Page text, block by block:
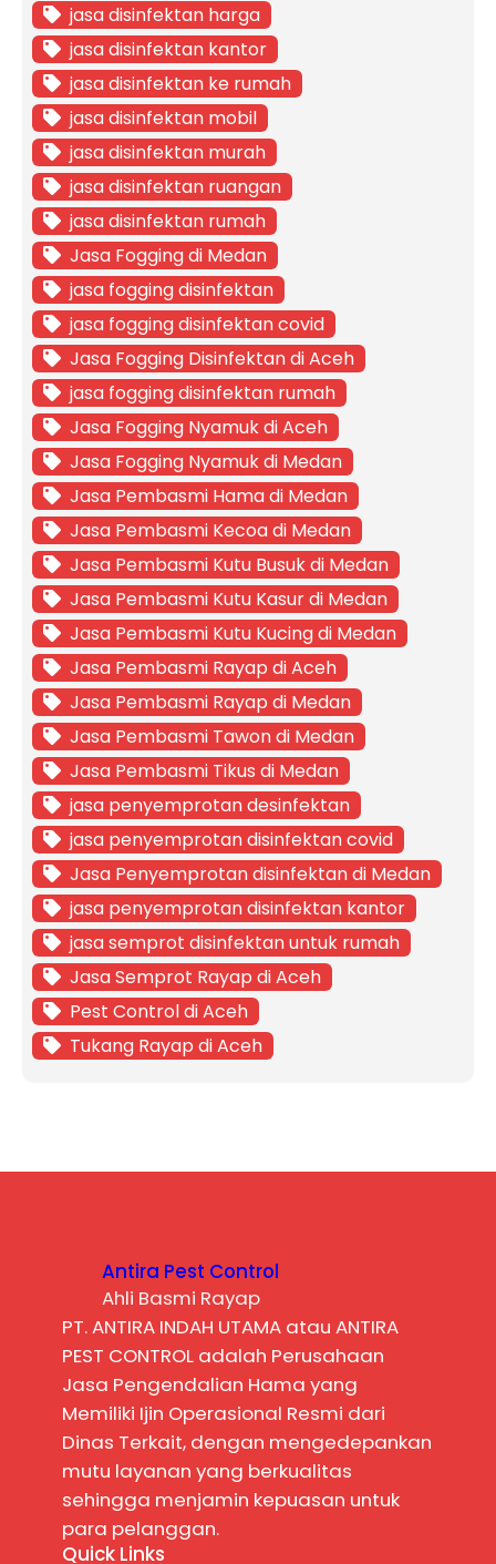
jasa disinfektan harga
jasa disinfektan kantor
jasa disinfektan ke rumah
jasa disinfektan mobil
jasa disinfektan murah
jasa disinfektan ruangan
jasa disinfektan rumah
Jasa Fogging di Medan
jasa fogging disinfektan
jasa fogging disinfektan covid
Jasa Fogging Disinfektan di Aceh
jasa fogging disinfektan rumah
Jasa Fogging Nyamuk di Aceh
Jasa Fogging Nyamuk di Medan
Jasa Pembasmi Hama di Medan
Jasa Pembasmi Kecoa di Medan
Jasa Pembasmi Kutu Busuk di Medan
Jasa Pembasmi Kutu Kasur di Medan
Jasa Pembasmi Kutu Kucing di Medan
Jasa Pembasmi Rayap di Aceh
Jasa Pembasmi Rayap di Medan
Jasa Pembasmi Tawon di Medan
Jasa Pembasmi Tikus di Medan
jasa penyemprotan desinfektan
jasa penyemprotan disinfektan covid
Jasa Penyemprotan disinfektan di Medan
jasa penyemprotan disinfektan kantor
jasa semprot disinfektan untuk rumah
Jasa Semprot Rayap di Aceh
Pest Control di Aceh
Tukang Rayap di Aceh
Antira Pest Control
Ahli Basmi Rayap
PT. ANTIRA INDAH UTAMA atau ANTIRA
PEST CONTROL adalah Perusahaan
Jasa Pengendalian Hama yang
Memiliki Ijin Operasional Resmi dari
Dinas Terkait, dengan mengedepankan
mutu layanan yang berkualitas
sehingga menjamin kepuasan untuk
para pelanggan.
Quick Links